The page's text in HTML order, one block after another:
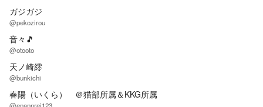
ガジガジ
@pekozirou
音々🎵
@otooto
天ノ崎䌢
@bunkichi
春陽（いくら） ＠猫部所属＆KKG所属